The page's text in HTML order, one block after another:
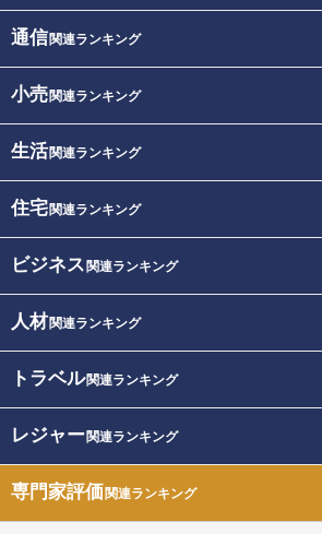
通信関連ランキング
小売関連ランキング
生活関連ランキング
住宅関連ランキング
ビジネス 関連ランキング
人材関連ランキング
トラベル関連ランキング
レジャー関連ランキング
専門家評価関連ランキング